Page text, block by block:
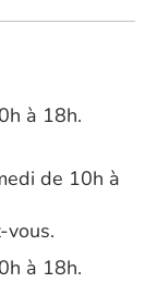
à 18h.
de 10h à
vous.
à 18h.